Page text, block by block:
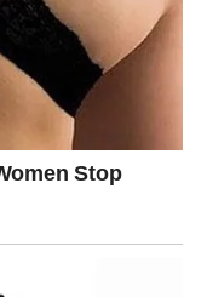
pšeničnog
imalosoli.
ipodatno testo
mekane,
šporetu.